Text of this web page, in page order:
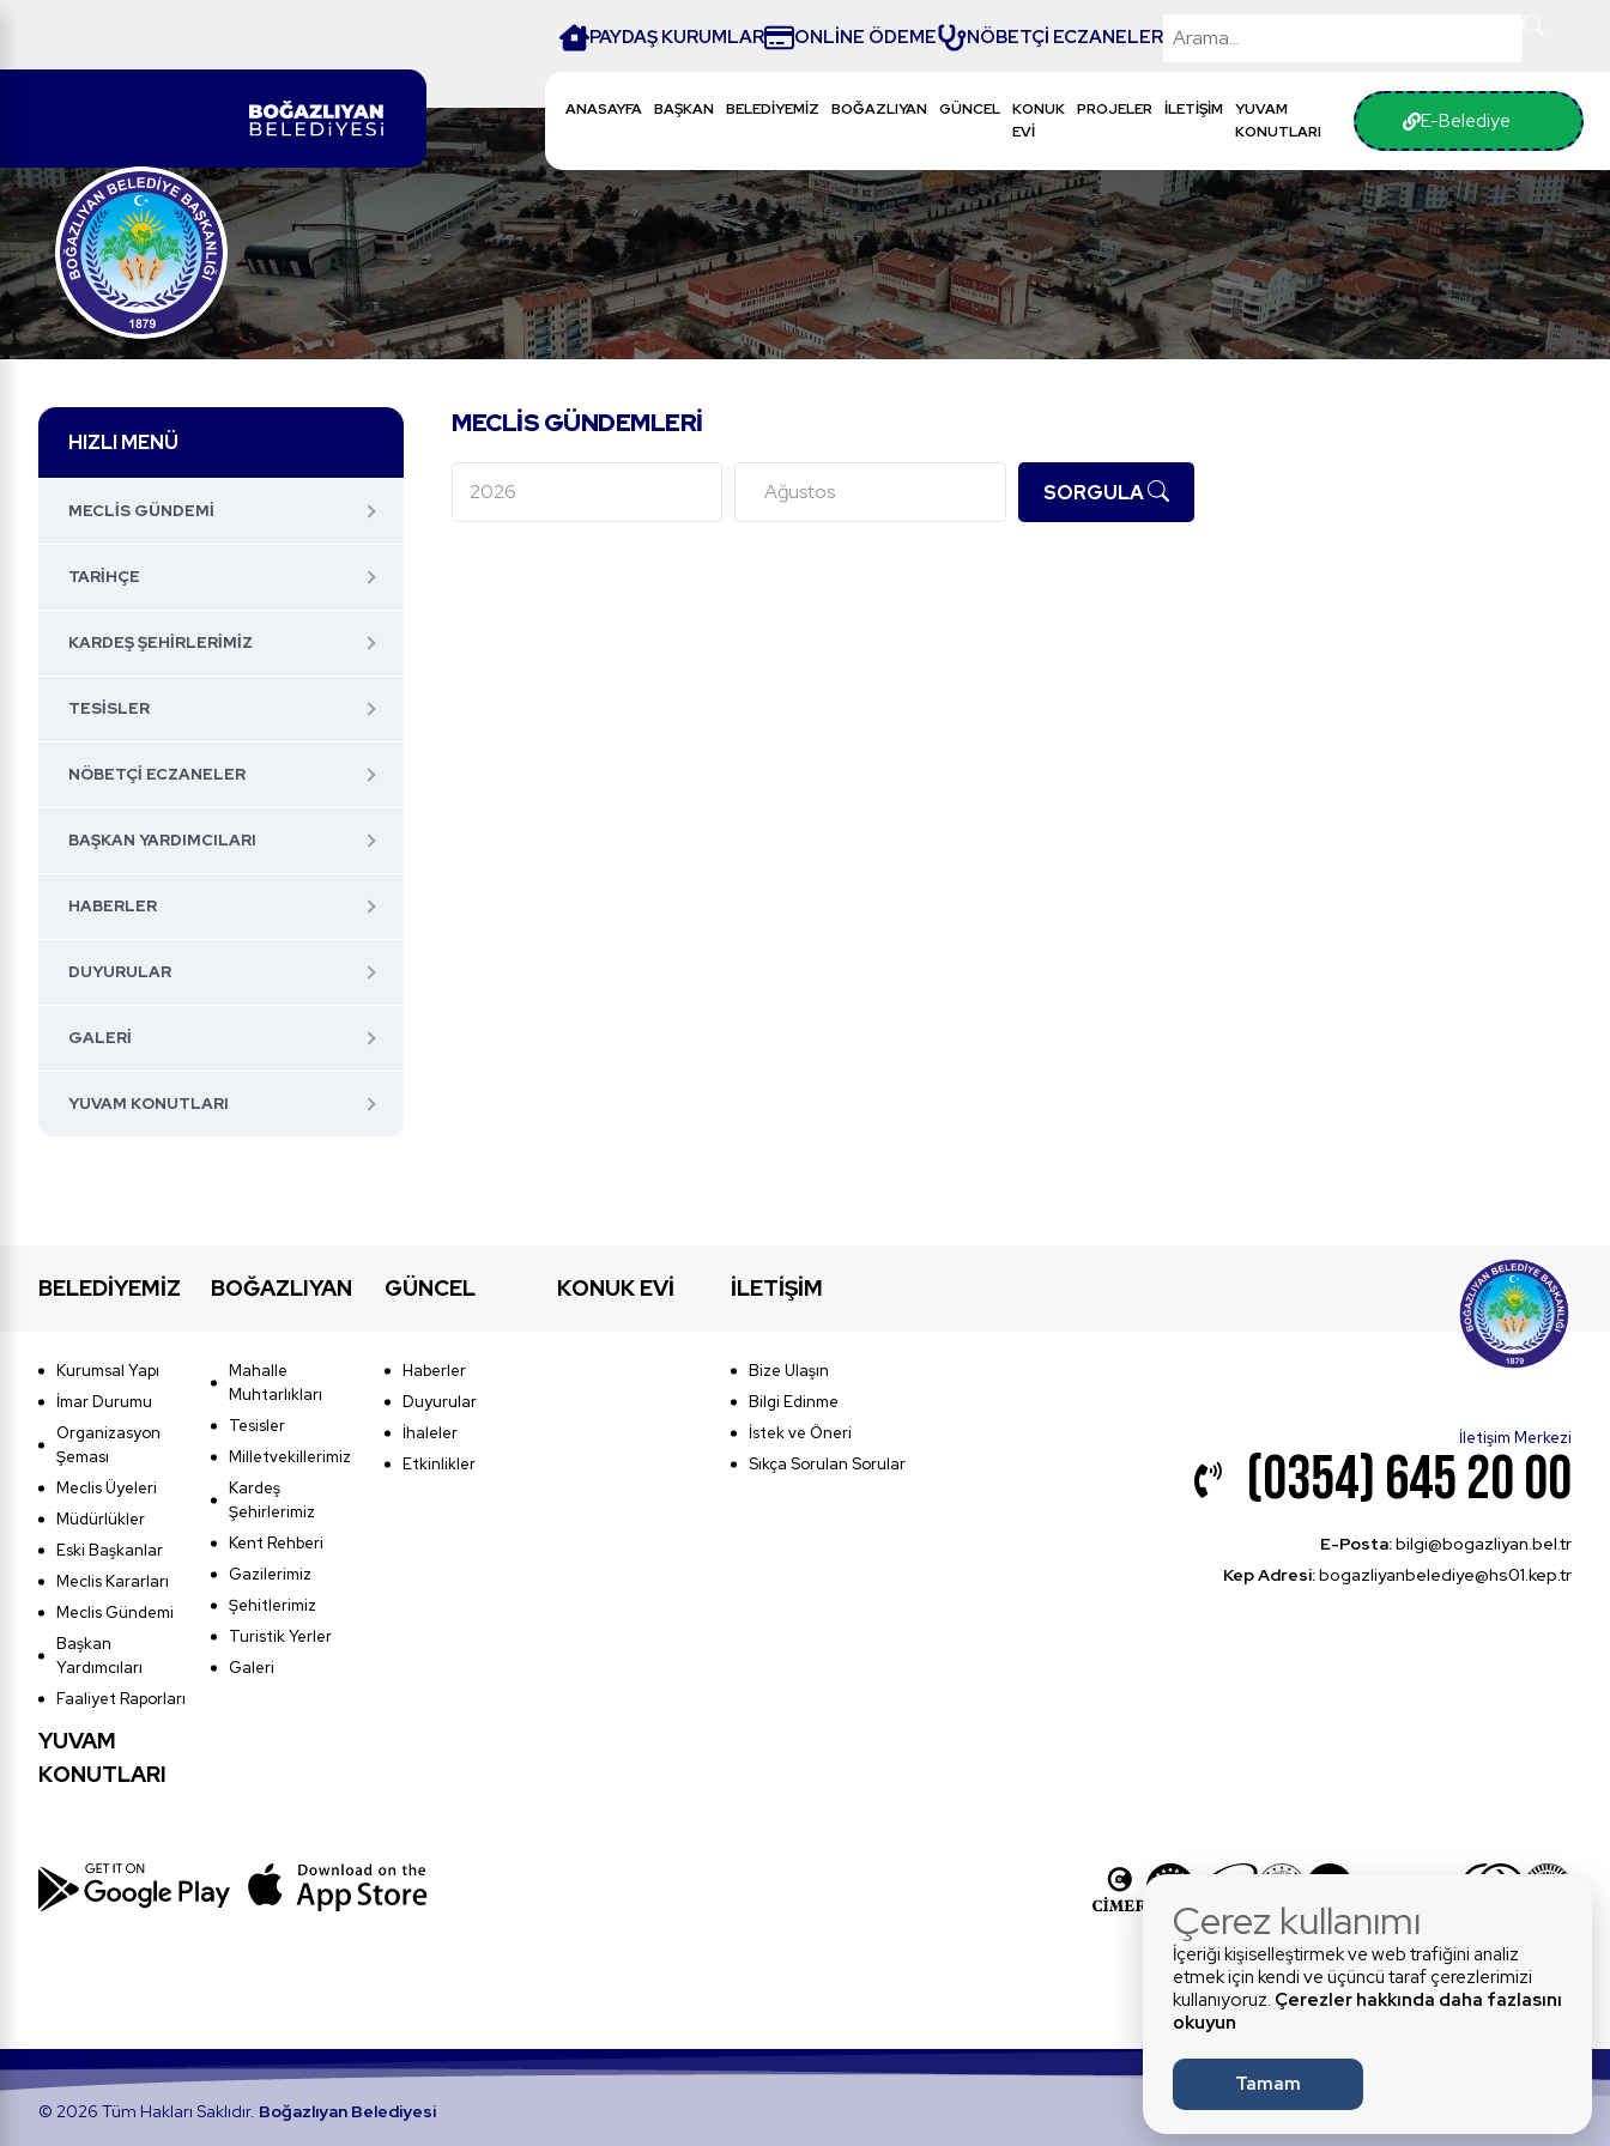
PAYDAŞ KURUMLAR ONLİNE ÖDEME NÖBETÇİ ECZANELER
ANASAYFA BAŞKAN BELEDİYEMİZ BOĞAZLIYAN GÜNCEL
KONUK
EVİ
PROJELER İLETİŞİM
YUVAM
KONUTLARI
E-Belediye
MECLIS GÜNDEMLERI
SORGULA
HIZLI MENÜ
MECLIS GÜNDEMI
TARIHÇE
KARDEŞ ŞEHIRLERIMIZ
TESISLER
NÖBETÇI ECZANELER
BAŞKAN YARDIMCILARI
HABERLER
DUYURULAR
GALERI
YUVAM KONUTLARI
BELEDİYEMİZ
Kurumsal Yapı
İmar Durumu
Organizasyon
Şeması
Meclis Üyeleri
Müdürlükler
Eski Başkanlar
Meclis Kararları
Meclis Gündemi
Başkan
Yardımcıları
Faaliyet Raporları
BOĞAZLIYAN
Mahalle
Muhtarlıkları
Tesisler
Milletvekillerimiz
Kardeş
Şehirlerimiz
Kent Rehberi
Gazilerimiz
Şehitlerimiz
Turistik Yerler
Galeri
GÜNCEL
Haberler
Duyurular
İhaleler
Etkinlikler
KONUK EVİ İLETİŞİM
Bize Ulaşın
Bilgi Edinme
İstek ve Öneri
Sıkça Sorulan Sorular
YUVAM
KONUTLARI
İletişim Merkezi
(0354) 645 20 00
E-Posta:bilgi@bogazliyan.bel.tr
Kep Adresi:bogazliyanbelediye@hs01.kep.tr
© 2026 Tüm Hakları Saklıdır. Boğazlıyan Belediyesi
Çerez kullanımı
İçeriği kişiselleştirmek ve web trafiğini analiz
etmek için kendi ve üçüncü taraf çerezlerimizi
kullanıyoruz. Çerezler hakkında daha fazlasını
okuyun
Tamam